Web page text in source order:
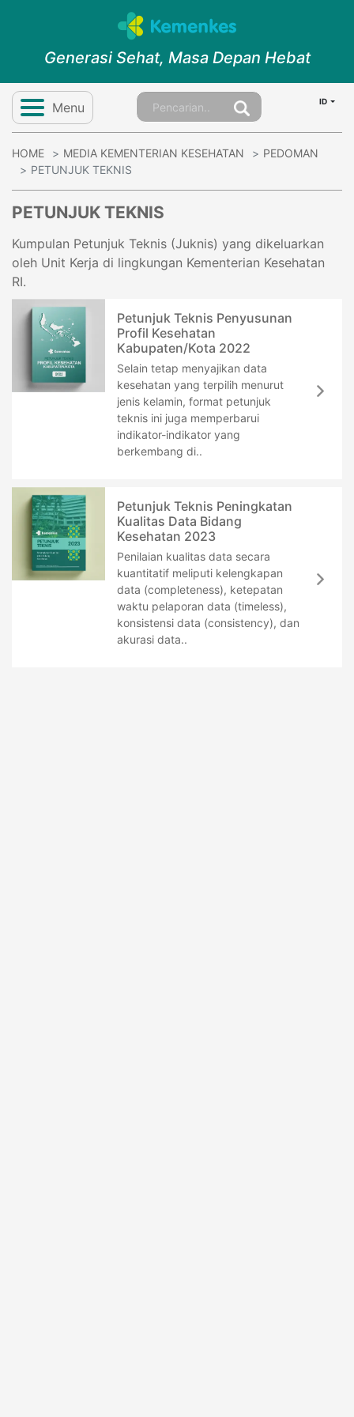
Generasi Sehat, Masa Depan Hebat
Menu ID
HOME MEDIA KEMENTERIAN KESEHATAN
PEDOMAN
PETUNJUK TEKNIS
PETUNJUK TEKNIS
Kumpulan Petunjuk Teknis (Juknis) yang dikeluarkan
oleh Unit Kerja di lingkungan Kementerian Kesehatan
RI.
Petunjuk Teknis Penyusunan
Profil Kesehatan
Kabupaten/Kota 2022
Selain tetap menyajikan data
kesehatan yang terpilih menurut
jenis kelamin, format petunjuk
teknis ini juga memperbarui
indikator-indikator yang
berkembang di..
Petunjuk Teknis Peningkatan
Kualitas Data Bidang
Kesehatan 2023
Penilaian kualitas data secara
kuantitatif meliputi kelengkapan
data (completeness), ketepatan
waktu pelaporan data (timeless),
konsistensi data (consistency), dan
akurasi data..